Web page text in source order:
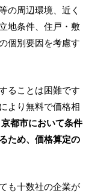
の周辺環境、近く
地条件、住戸・敷
個別要因を考慮す
ることは困難です
より無料で価格相
京都市において条件
ため、価格算定の
も十数社の企業が